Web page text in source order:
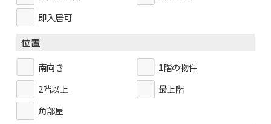
即入居可
位置
南向き
1階の物件
2階以上
最上階
角部屋